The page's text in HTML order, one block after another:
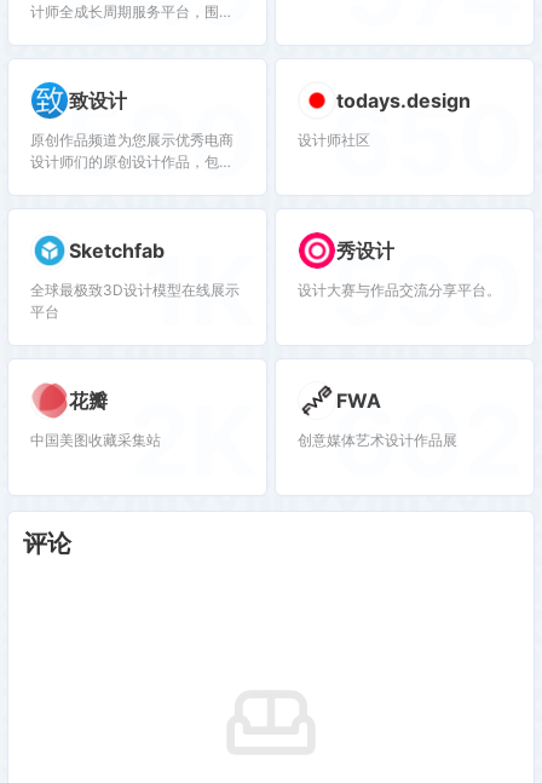
计师全成长周期服务平台，围绕
五大用户价值布局平台能力，全
的好朋友。 堆友历经大厂设计师
团队多轮打磨雕刻，集海量高品
质3D素材、实时在线渲染、多元
场景功能应用、轻便好学易上手
更自带免费可商用属性，为专业
社交达人提供了一个零成本的在
致设计
原创作品频道为您展示优秀电商
设计师们的原创设计作品，包括
题页设计、banner设计、直通车
经验教程
580 todays.design
设计师社区
650
Sketchfab
全球最极致3D设计模型在线展示
平台
1K 秀设计
设计大赛与作品交流分享平台。
590
花瓣
中国美图收藏采集站2K FWA
创意媒体艺术设计作品展
602
评论